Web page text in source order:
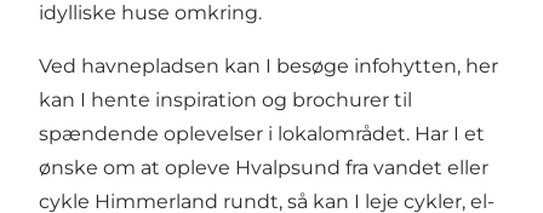
idylliske huse omkring.
Ved havnepladsen kan I besøge infohytten, her
kan I hente inspiration og brochurer til
spændende oplevelser i lokalområdet. Har I et
ønske om at opleve Hvalpsund fra vandet eller
cykle Himmerland rundt, så kan I leje cykler, el-